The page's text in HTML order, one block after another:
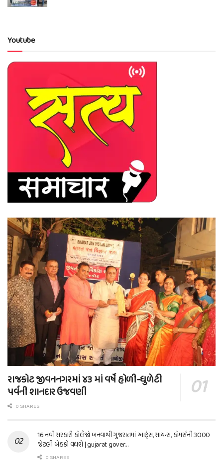
Youtube
રાજકોટ જીવનનગરમાં ૪૩ માં વર્ષે હોળી-ધુળેટી
પર્વની શાનદાર ઉજવણી
0 SHARES
16 નવી સરકારી કોલેજો બનવાથી ગુજરાતમાં આર્ટ્સ, સાયન્સ, કોમર્સની 3000
જેટલી બેઠકો વધશે | gujarat gover…
0 SHARES